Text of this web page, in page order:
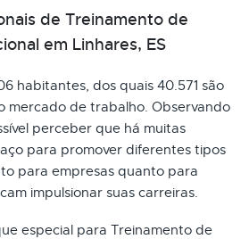
de Treinamento de
em Linhares, ES
habitantes, dos quais 40.571 são
mercado de trabalho. Observando
perceber que há muitas
para promover diferentes tipos
para empresas quanto para
impulsionar suas carreiras.
especial para Treinamento de